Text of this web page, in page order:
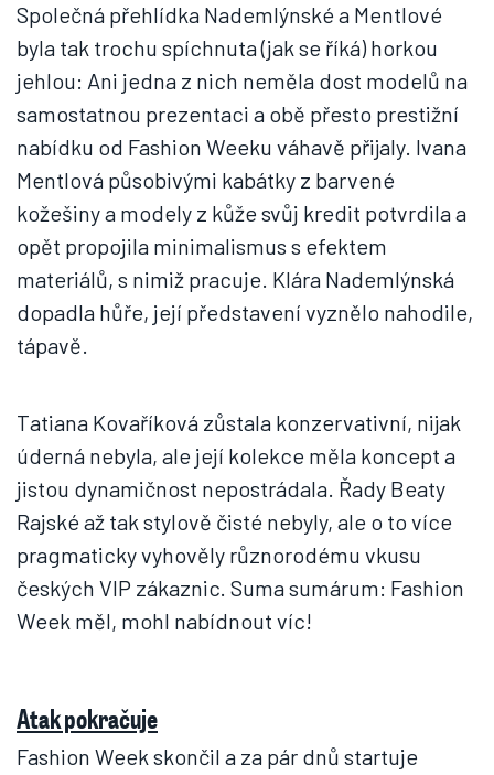
Společná přehlídka Nademlýnské a Mentlové
byla tak trochu spíchnuta (jak se říká) horkou
jehlou: Ani jedna z nich neměla dost modelů na
samostatnou prezentaci a obě přesto prestižní
nabídku od Fashion Weeku váhavě přijaly. Ivana
Mentlová působivými kabátky z barvené
kožešiny a modely z kůže svůj kredit potvrdila a
opět propojila minimalismus s efektem
materiálů, s nimiž pracuje. Klára Nademlýnská
dopadla hůře, její představení vyznělo nahodile,
tápavě.
Tatiana Kovaříková zůstala konzervativní, nijak
úderná nebyla, ale její kolekce měla koncept a
jistou dynamičnost nepostrádala. Řady Beaty
Rajské až tak stylově čisté nebyly, ale o to více
pragmaticky vyhověly různorodému vkusu
českých VIP zákaznic. Suma sumárum: Fashion
Week měl, mohl nabídnout víc!
Atak pokračuje
Fashion Week skončil a za pár dnů startuje